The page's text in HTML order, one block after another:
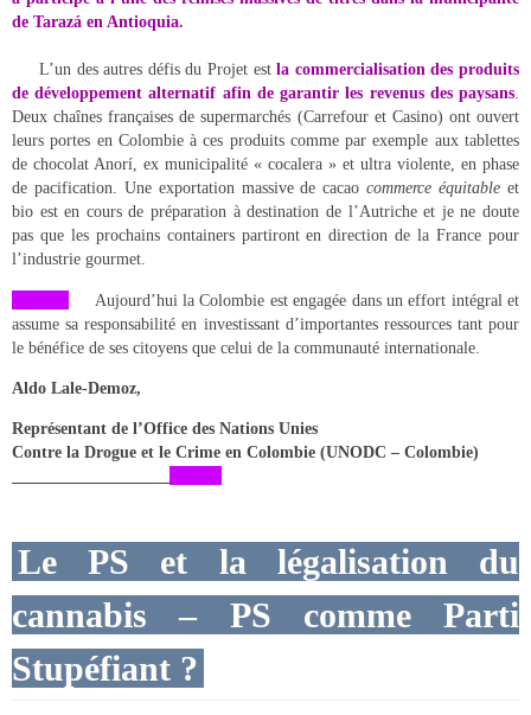
de Tarazá en Antioquia.
L’un des autres défis du Projet estla commercialisation des produits
de développement alternatif afin de garantir les revenus des paysans
Deux chaînes françaises de supermarchés (Carrefour et Casino) ont ouvert
leurs portes en Colombie à ces produits comme par exemple aux tablettes
de chocolat Anorí, ex municipalité « cocalera » et ultra violente, en phase
de pacification. Une exportation massive de cacaocommerce équitable et
bio est en cours de préparation à destination de l’Autriche et je ne doute
pas que les prochains containers partiront en direction de la France pour
l’industrie gourmet.
Aujourd’hui la Colombie est engagée dans un effort intégral et
assume sa responsabilité en investissant d’importantes ressources tant pour
le bénéfice de ses citoyens que celui de la communauté internationale.
Aldo Lale-Demoz,
Représentant de l’Office des Nations Unies
Contre la Drogue et le Crime en Colombie (UNODC – Colombie)
Le PS et la légalisation du
cannabis – PS comme Parti
Stupéfiant ?